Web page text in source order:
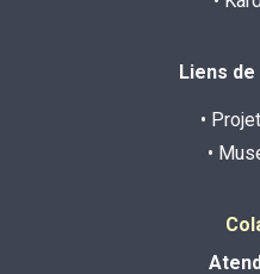
Liens
•
•